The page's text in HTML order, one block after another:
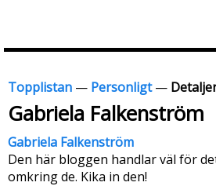
Topplistan — Personligt—
Gabriela Falkenström
Gabriela Falkenström
Den här bloggen handlar väl för
omkring de. Kika in den!